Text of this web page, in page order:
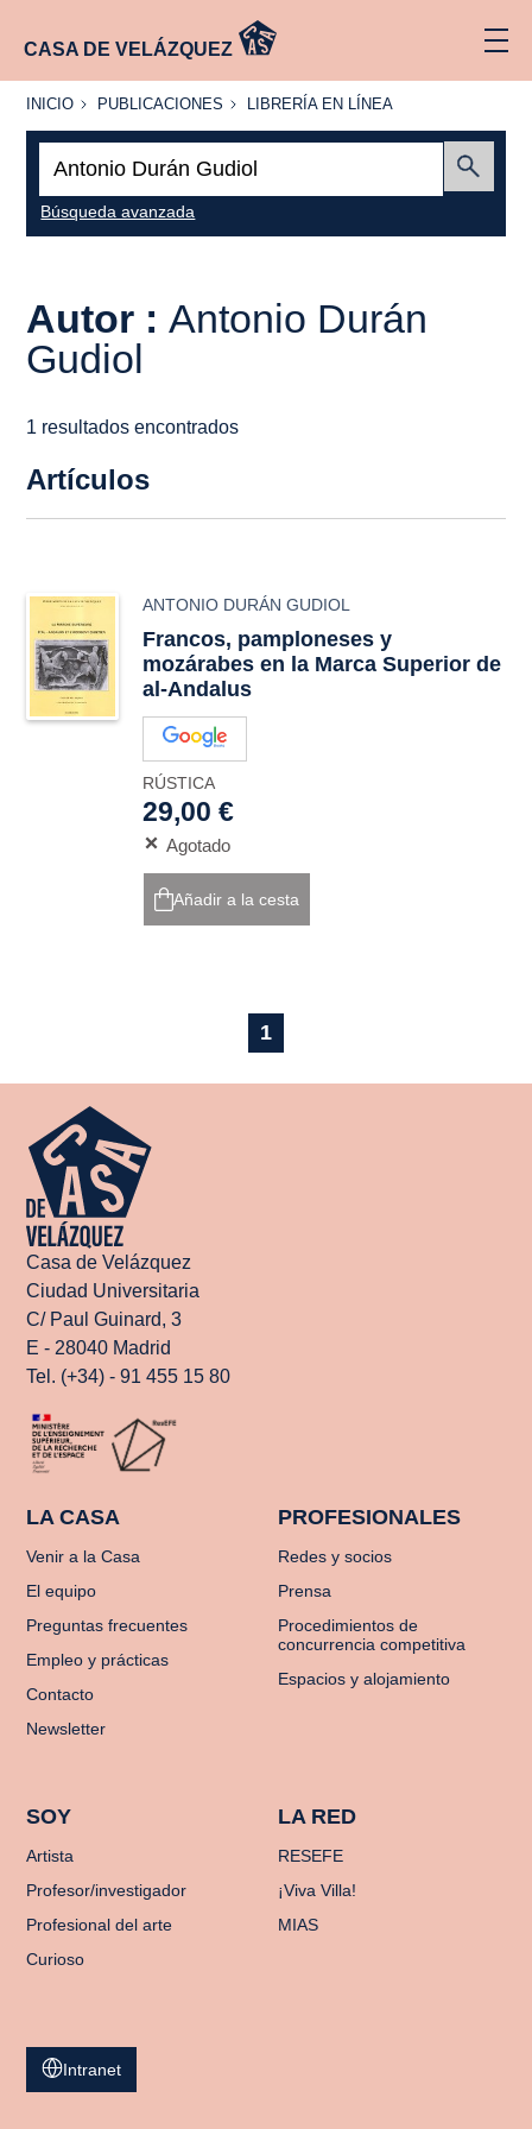
CASA DE VELÁZQUEZ
INICIO
INICIO PUBLICACIONES
PUBLICACIONES
LIBRERÍA
LÍNEA
LIBRERÍA EN LÍNEA
Búsqueda avanzada
Autor : Antonio Durán
Gudiol
1 resultados encontrados
Artículos
ANTONIO DURÁN GUDIOL
Francos, pamploneses y
mozárabes en la Marca Superior de
al-Andalus
RÚSTICA
29,00 €
Agotado
Añadir a la cesta
1
Casa de Velázquez
Ciudad Universitaria
C/ Paul Guinard, 3
E - 28040 Madrid
Tel. (+34) - 91 455 15 80
LA CASA
Venir a la Casa
El equipo
Preguntas frecuentes
Empleo y prácticas
Contacto
Newsletter
PROFESIONALES
Redes y socios
Prensa
Procedimientos de
concurrencia competitiva
Espacios y alojamiento
SOY
Artista
Profesor/investigador
Profesional del arte
Curioso
LA RED
RESEFE
¡Viva Villa!
MIAS
Intranet